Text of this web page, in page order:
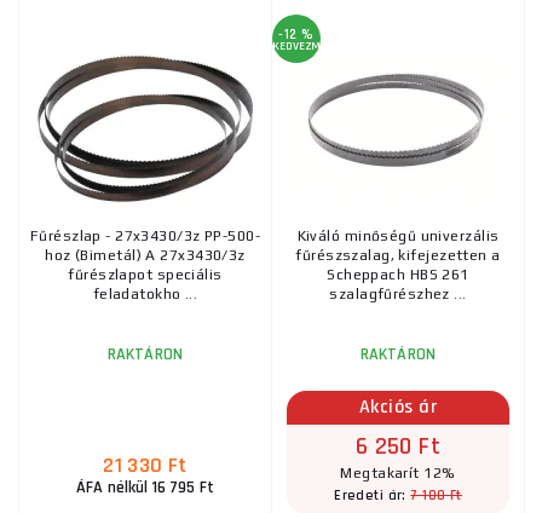
Fűrészlap - 27x3430/3z PP-500-
hoz (Bimetál) A 27x3430/3z
fűrészlapot speciális
feladatokho ...
RAKTÁRON
21 330 Ft
ÁFA nélkül 16 795 Ft
-12 %
KEDVEZMÉNY
Kiváló minőségű univerzális
fűrészszalag, kifejezetten a
Scheppach HBS 261
szalagfűrészhez ...
RAKTÁRON
Akciós ár
6 250 Ft
Megtakarít 12%
Eredeti ár:7 100 Ft